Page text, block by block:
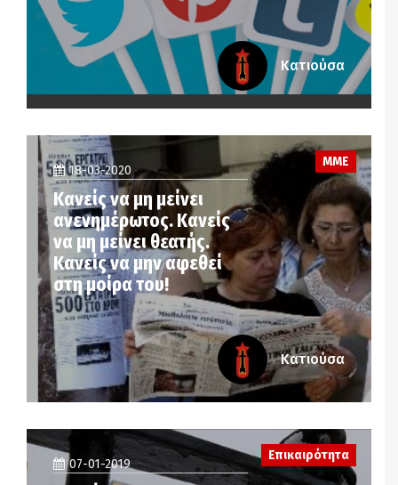
Κατιούσα
18-03-2020
Κανείς να μη μείνει
ανενημέρωτος. Κανείς
να μη μείνει θεατής.
Κανείς να μην αφεθεί
στη μοίρα του!
ΜΜΕ
Κατιούσα
07-01-2019
Επικαιρότητα